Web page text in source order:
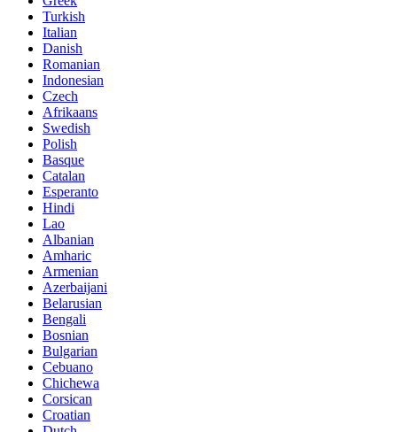
Turkish
Italian
Danish
Romanian
Indonesian
Czech
Afrikaans
Swedish
Polish
Basque
Catalan
Esperanto
Hindi
Lao
Albanian
Amharic
Armenian
Azerbaijani
Belarusian
Bengali
Bosnian
Bulgarian
Cebuano
Chichewa
Corsican
Croatian